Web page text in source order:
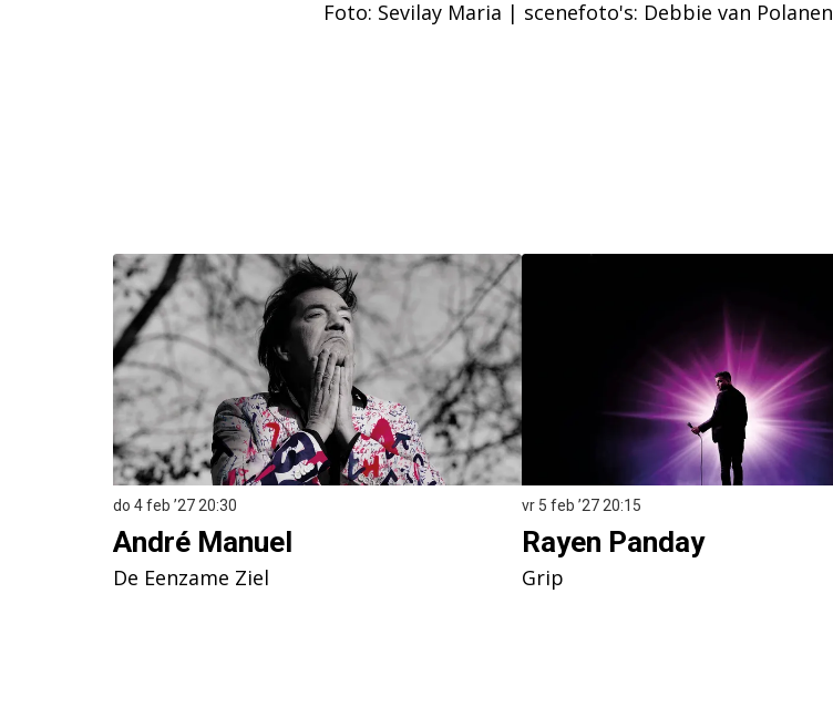
Foto: Sevilay Maria | scenefoto's: Debbie van Polanen
André Manuel
De Eenzame Ziel
do 4 feb ’27 20:30
Rayen Panday
Grip
vr 5 feb ’27 20:15